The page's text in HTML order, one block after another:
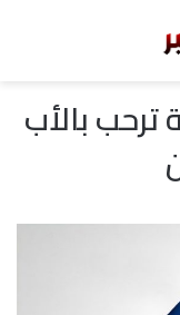
ترحب بالأب